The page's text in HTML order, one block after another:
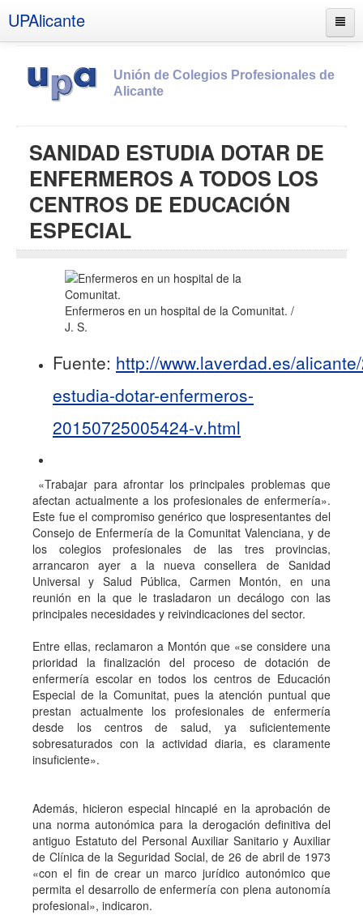
UPAlicante
Unión de Colegios Profesionales de
Alicante
Socios
Estatutos
Documentos
Boletines
UPSANA
Contacto
SANIDAD ESTUDIA DOTAR DE
ENFERMEROS A TODOS LOS
CENTROS DE EDUCACIÓN
ESPECIAL
Enfermeros en un hospital de la Comunitat. /
J. S.
Fuente: http://www.laverdad.es/
estudia-dotar-enfermeros-
20150725005424-v.html
«Trabajar para afrontar los principales problemas que
afectan actualmente a los profesionales de enfermería».
Este fue el compromiso genérico que lospresentantes del
Consejo de Enfermería de la Comunitat Valenciana, y de
los colegios profesionales de las tres provincias,
arrancaron ayer a la nueva consellera de Sanidad
Universal y Salud Pública, Carmen Montón, en una
reunión en la que le trasladaron un decálogo con las
principales necesidades y reivindicaciones del sector.
Entre ellas, reclamaron a Montón que «se considere una
prioridad la finalización del proceso de dotación de
enfermería escolar en todos los centros de Educación
Especial de la Comunitat, pues la atención puntual que
prestan actualmente los profesionales de enfermería
desde los centros de salud, ya suficientemente
sobresaturados con la actividad diaria, es claramente
insuficiente».
Además, hicieron especial hincapié en la aprobación de
una norma autonómica para la derogación definitiva del
antiguo Estatuto del Personal Auxiliar Sanitario y Auxiliar
de Clínica de la Seguridad Social, de 26 de abril de 1973
«con el fin de crear un marco jurídico autonómico que
permita el desarrollo de enfermería con plena autonomía
profesional», indicaron.